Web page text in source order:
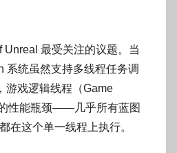
Unreal 最受关注的议题。当
系统虽然支持多线程任务调
游戏逻辑线程（Game
性能瓶颈——几乎所有蓝图
在这个单一线程上执行。